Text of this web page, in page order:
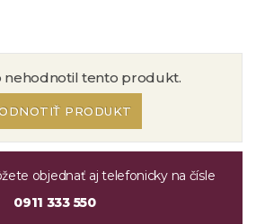
nehodnotil tento produkt.
PRODUKT
objednať aj telefonicky na čísle
0911 333 550